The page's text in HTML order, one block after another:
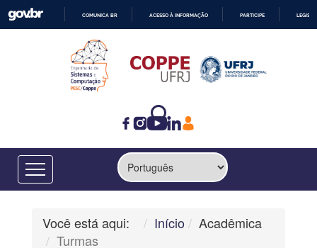
CONTEÚDO
COMUNICA BR ACESSO À INFORMAÇÃO PARTICIPE
Você está aqui: Início
Acadêmica
Turmas